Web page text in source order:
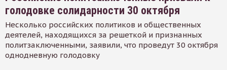
голодовке солидарности 30 октября
Несколько российских политиков и общественных
деятелей, находящихся за решеткой и признанных
политзаключенными, заявили, что проведут 30 октября
однодневную голодовку